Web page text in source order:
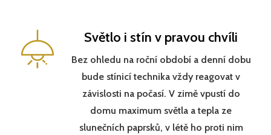
Světlo i stín v pravou chvíli
Bez ohledu na roční období a denní dobu
bude stínicí technika vždy reagovat v
závislosti na počasí. V zimě vpustí do
domu maximum světla a tepla ze
slunečních paprsků, v létě ho proti nim